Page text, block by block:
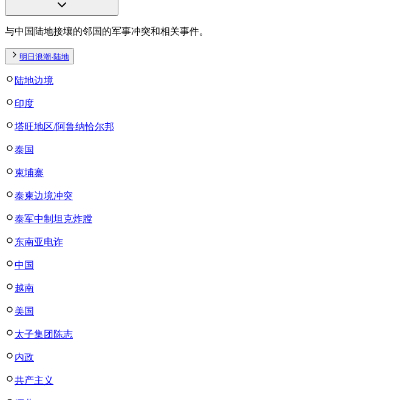
与中国陆地接壤的邻国的军事冲突和相关事件。
明日浪潮·陆地
陆地边境
印度
塔旺地区/阿鲁纳恰尔邦
泰国
柬埔寨
泰柬边境冲突
泰军中制坦克炸膛
东南亚电诈
中国
越南
美国
太子集团陈志
内政
共产主义